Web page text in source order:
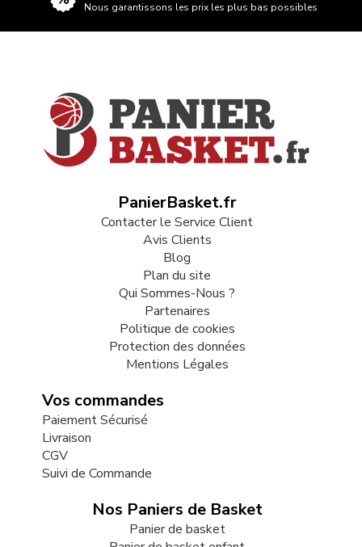
Nous garantissons les prix les plus bas possibles
PanierBasket.fr
Contacter le Service Client
Avis Clients
Blog
Plan du site
Qui Sommes-Nous ?
Partenaires
Politique de cookies
Protection des données
Mentions Légales
Vos commandes
Paiement Sécurisé
Livraison
CGV
Suivi de Commande
Nos Paniers de Basket
Panier de basket